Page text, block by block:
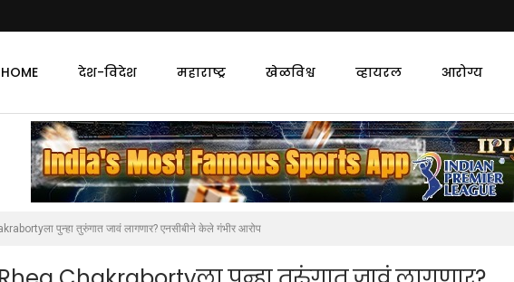
HOME देश-विदेश महाराष्ट्र खेळविश्व व्हायरल आरोग्य
पुन्हा तुरुंगात जावं लागणार? एनसीबीने केले गंभीर आरोप